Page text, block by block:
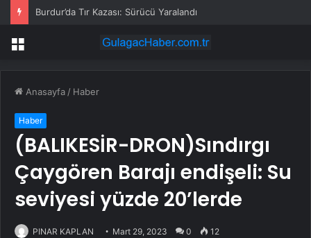
Burdur’da Tır Kazası: Sürücü Yaralandı
Menü
Anasayfa / Haber
Haber
(BALIKESİR-DRON)Sındırgı
Çaygören Barajı endişeli: Su
seviyesi yüzde 20’lerde
PINAR KAPLAN Mart 29, 2023 0 12